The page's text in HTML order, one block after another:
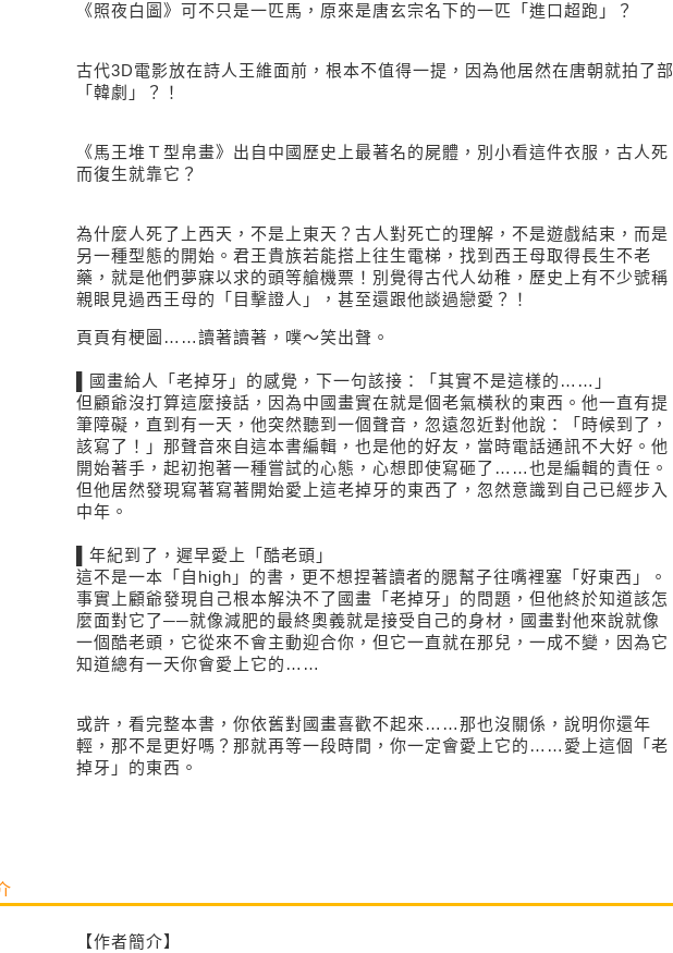
《照夜白圖》可不只是一匹馬，原來是唐玄宗名下的一匹「進口超跑」？
古代3D電影放在詩人王維面前，根本不值得一提，因為他居然在唐朝就拍了部
「韓劇」？！
《馬王堆Ｔ型帛畫》出自中國歷史上最著名的屍體，別小看這件衣服，古人死
而復生就靠它？
為什麼人死了上西天，不是上東天？古人對死亡的理解，不是遊戲結束，而是
另一種型態的開始。君王貴族若能搭上往生電梯，找到西王母取得長生不老
藥，就是他們夢寐以求的頭等艙機票！別覺得古代人幼稚，歷史上有不少號稱
親眼見過西王母的「目擊證人」，甚至還跟他談過戀愛？！
頁頁有梗圖……讀著讀著，噗～笑出聲。
▌國畫給人「老掉牙」的感覺，下一句該接：「其實不是這樣的……」
但顧爺沒打算這麼接話，因為中國畫實在就是個老氣橫秋的東西。他一直有提
筆障礙，直到有一天，他突然聽到一個聲音，忽遠忽近對他說：「時候到了，
該寫了！」那聲音來自這本書編輯，也是他的好友，當時電話通訊不大好。他
開始著手，起初抱著一種嘗試的心態，心想即使寫砸了……也是編輯的責任。
但他居然發現寫著寫著開始愛上這老掉牙的東西了，忽然意識到自己已經步入
中年。
▌年紀到了，遲早愛上「酷老頭」
這不是一本「自high」的書，更不想捏著讀者的腮幫子往嘴裡塞「好東西」。
事實上顧爺發現自己根本解決不了國畫「老掉牙」的問題，但他終於知道該怎
麼面對它了──就像減肥的最終奧義就是接受自己的身材，國畫對他來說就像
一個酷老頭，它從來不會主動迎合你，但它一直就在那兒，一成不變，因為它
知道總有一天你會愛上它的……
或許，看完整本書，你依舊對國畫喜歡不起來……那也沒關係，說明你還年
輕，那不是更好嗎？那就再等一段時間，你一定會愛上它的……愛上這個「老
掉牙」的東西。
【作者簡介】